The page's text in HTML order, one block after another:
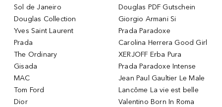
Sol de Janeiro
Douglas Collection
Yves Saint Laurent
Prada
The Ordinary
Gisada
MAC
Tom Ford
Dior
Douglas PDF Gutschein
Giorgio Armani Si
Prada Paradoxe
Carolina Herrera Good Girl
XERJOFF Erba Pura
Prada Paradoxe Intense
Jean Paul Gaultier Le Male
Lancôme La vie est belle
Valentino Born In Roma